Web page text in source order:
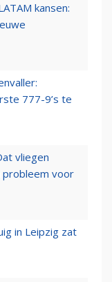
kansen:
777-9’s te
vliegen
voor
in Leipzig zat